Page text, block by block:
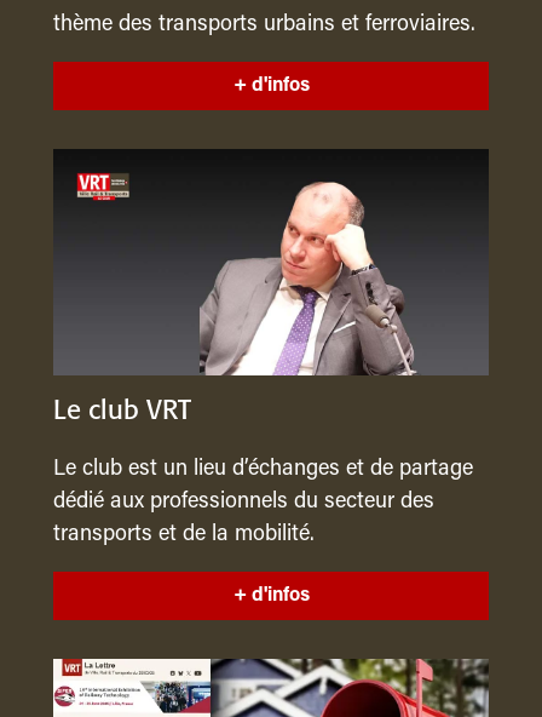
thème des transports urbains et ferroviaires.
+ d'infos
Le club VRT
Le club est un lieu d’échanges et de partage
dédié aux professionnels du secteur des
transports et de la mobilité.
+ d'infos